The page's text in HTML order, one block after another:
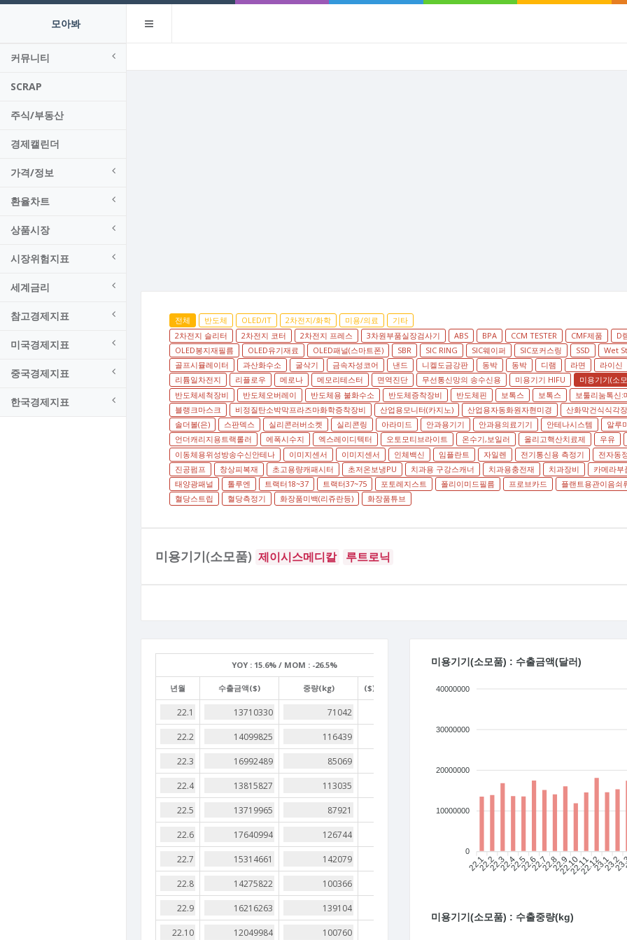
모아봐
커뮤니티
SCRAP
주식/부동산
경제캘린더
가격/정보
환율차트
상품시장
시장위험지표
세계금리
참고경제지표
미국경제지표
중국경제지표
한국경제지표
전체 반도체 OLED/IT 2차전지/화학 미용/의료
기타
2차전지 슬리터
2차전지 코터 2차전지 프레스 3차원부품실장검사기 ABS BPA CCM TESTER CMF제품 D
OLED봉지재필름
OLED유기재료 OLED패널(스마트폰) SBR SIC RING SIC웨이퍼 SIC포커스링 SSD Wet
골프시뮬레이터
과산화수소 굴삭기 금속자성코어 낸드 니켈도금강판 동박 동박 디램 라면 라이신
리튬일차전지
리플로우 메로나 메모리테스터 면역진단 무선통신망의 송수신용 미용기기 HIFU 미용기기(소
반도체세척장비
반도체오버레이 반도체용 불화수소 반도체증착장비 반도체핀 보톡스 보톡스 보툴리눔톡신:
블랭크마스크
비정질탄소박막프라즈마화학증착장비 산업용모니터(카지노) 산업용자동화원자현미경 산화막건식식각
솔더볼(은)
스판덱스 실리콘러버소켓 실리콘링 아라미드 안과용기기 안과용의료기기 안테나시스템 알루
언더캐리지용트랙롤러
에폭시수지 엑스레이디텍터 오토모티브라이트 온수기,보일러 올리고핵산치료제 우유
이동체용위성방송수신안테나
이미지센서 이미지센서 인체백신 임플란트 자일렌 전기통신용 측정기 전자동
진공펌프
창상피복재 초고용량캐패시터 초저온보냉PU 치과용 구강스캐너 치과용충전재 치과장비 카메라부
태양광패널
톨루엔 트랙터18~37 트랙터37~75 포토레지스트 폴리이미드필름 프로브카드 플랜트용관이음쇠
혈당스트립
혈당측정기 화장품미백(리쥬란등) 화장품튜브
미용기기(소모품) 제이시스메디칼 루트로닉
YOY :15.6% / MOM :-26.5%
년월 수출금액($) 중량(kg) ($)/(kg)
미용기기(소모품) : 수출금액(달러)
40000000
30000000
20000000
10000000
0
22.122.222.322.422.522.622.722.822.9
22.1022.1122.1223.123.2
미용기기(소모품) : 수출중량(kg)